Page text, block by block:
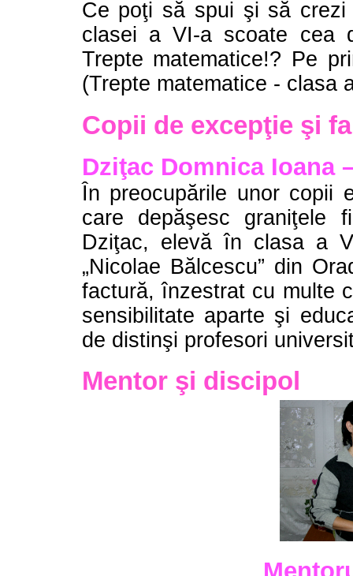
Ce poţi să spui şi să
clasei a VI-a scoate cea
Trepte matematice!? Pe
(Trepte matematice - clasa
Copii de excepţie şi
Dziţac Domnica Ioana
În preocupările unor copii
care depăşesc graniţele
Dziţac, elevă în clasa a
„Nicolae Bălcescu” din
factură, înzestrat cu multe
sensibilitate aparte şi
de distinşi profesori
Mentor şi discipol